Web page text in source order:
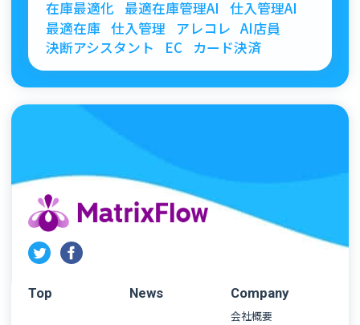
在庫最適化 最適在庫管理AI
仕入管理AI
最適在庫 仕入管理 アレコレ AI店員
決断アシスタント
EC カード決済
Top News
Company
会社概要